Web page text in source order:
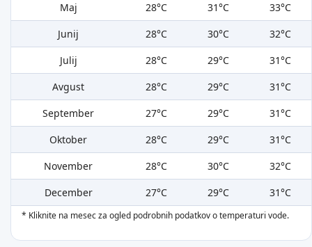
Maj
28°C 31°C
33°C
Junij
28°C 30°C
32°C
Julij
28°C 29°C
31°C
Avgust
28°C 29°C
31°C
September
27°C 29°C
31°C
Oktober
28°C 29°C
31°C
November
28°C 30°C
32°C
December
27°C 29°C 31°C
* Kliknite na mesec za ogled podrobnih podatkov o temperaturi vode.